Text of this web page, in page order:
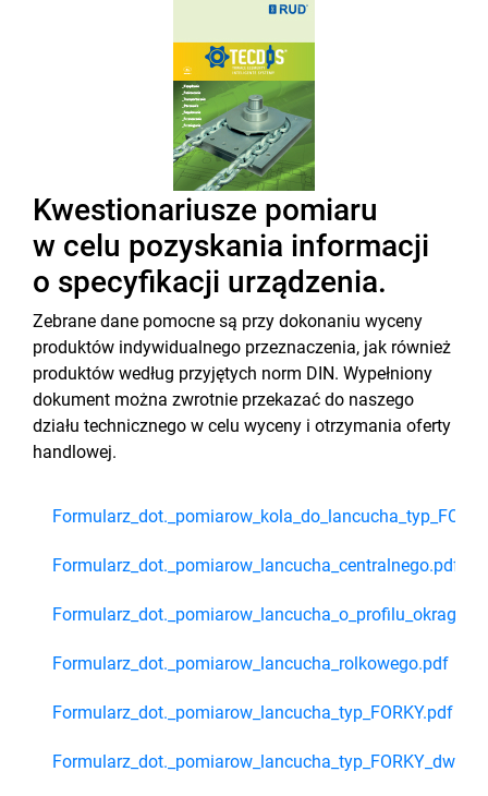
Kwestionariusze pomiaru
w celu pozyskania informacji
o specyfikacji urządzenia.
Zebrane dane pomocne są przy dokonaniu wyceny
produktów indywidualnego przeznaczenia, jak również
produktów według przyjętych norm DIN. Wypełniony
dokument można zwrotnie przekazać do naszego
działu technicznego w celu wyceny i otrzymania oferty
handlowej.
Formularz_dot._pomiarow_lancucha_centralnego.pdf
Formularz_dot._pomiarow_lancucha_rolkowego.pdf
Formularz_dot._pomiarow_lancucha_typ_FORKY.pdf